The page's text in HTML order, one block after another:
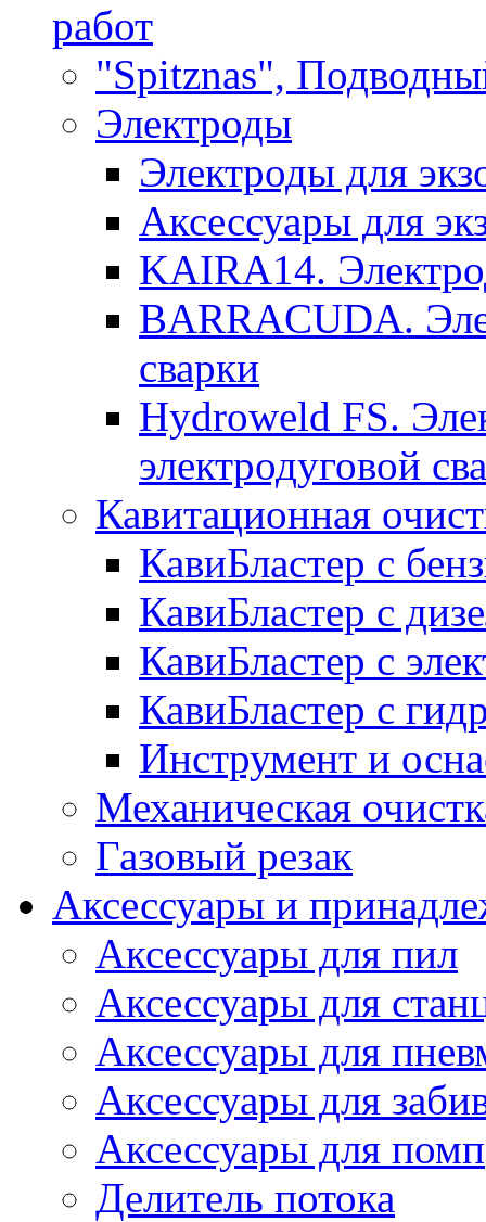
работ
"Spitznas",
Электроды
Электроды для
Аксессуары для
KAIRA14.
BARRACUDA.
сварки
Hydroweld FS.
электродуговой
Кавитационная
КавиБластер с
КавиБластер с
КавиБластер с
КавиБластер с
Инструмент и
Механическая
Газовый резак
Аксессуары и
Аксессуары для пил
Аксессуары для
Аксессуары для
Аксессуары для
Аксессуары для помп
Делитель потока